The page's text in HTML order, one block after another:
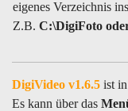
eigenes Verzeichnis
Z.B. C:\DigiFoto
DigiVideo v1.6.5 ist
Es kann über das